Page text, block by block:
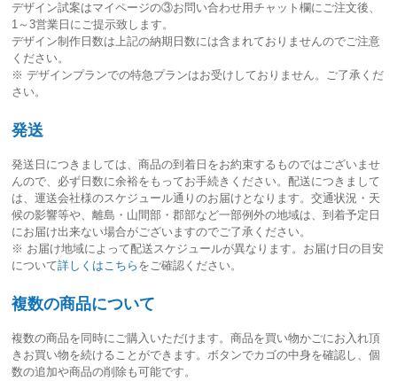
デザイン試案はマイページの③お問い合わせ用チャット欄にご注文後、
1～3営業日 にご提示致します。
デザイン制作日数は上記の納期日数には含まれておりませんのでご注意
ください。
※ デザインプランでの特急プランはお受けしておりません。ご了承くだ
さい。
発送
発送日につきましては、商品の到着日をお約束するものではございませ
んので、必ず日数に余裕をもってお手続きください。配送につきまして
は、運送会社様のスケジュール通りのお届けとなります。交通状況・天
候の影響等や、離島・山間部・郡部など一部例外の地域は、到着予定日
にお届け出来ない場合がございますのでご了承ください。
※ お届け地域によって配送スケジュールが異なります。お届け日の目安
について詳しくはこちら をご確認ください。
複数の商品について
複数の商品を同時にご購入いただけます。商品を買い物かごにお入れ頂
きお買い物を続けることができます。ボタンでカゴの中身を確認し、個
数の追加や商品の削除も可能です。